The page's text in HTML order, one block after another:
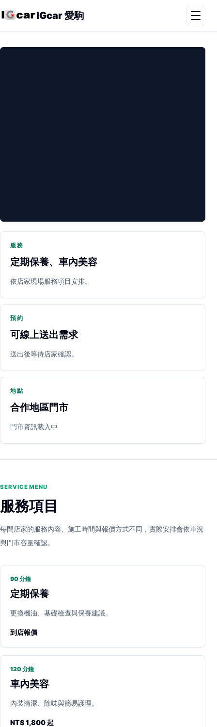
IGcar 愛駒
PARTNER SHOP
立即預約 開啟地圖 其他店家
服務
定期保養、車內美容
依店家現場服務項目安排。
預約
可線上送出需求
送出後等待店家確認。
地點
合作地區門市
門市資訊載入中
SERVICE MENU
服務項目
每間店家的服務內容、施工時間與報價方式不同，實際安排會依車況
與門市容量確認。
90 分鐘
定期保養
更換機油、基礎檢查與保養建議。
到店報價
120 分鐘
車內美容
內裝清潔、除味與簡易護理。
NT$ 1,800 起